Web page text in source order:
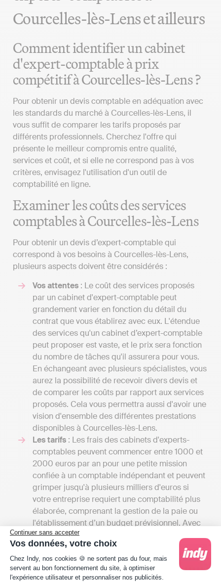
Continuer sans accepter
Vos données, votre choix
Plateforme de Gestion du Consentement :
Chez Indy, nos cookies 🍪 ne sortent pas du four, mais
servent au bon fonctionnement du site, à optimiser
l'expérience utilisateur et personnaliser nos publicités.
Courcelles-lès-Lens et ailleurs
Comment identifier un cabinet
d'expert-comptable à prix
compétitif à Courcelles-lès-Lens ?
Pour obtenir un devis comptable en adéquation avec
les standards du marché à Courcelles-lès-Lens, il
vous suffit de comparer les tarifs proposés par
différents professionnels. Cherchez l'offre qui
présente le meilleur compromis entre qualité,
services et coût, et si elle ne correspond pas à vos
critères, envisagez l'utilisation d'un outil de
comptabilité en ligne.
Examiner les coûts des services
comptables à Courcelles-lès-Lens
Pour obtenir un devis d’expert-comptable qui
correspond à vos besoins à Courcelles-lès-Lens,
plusieurs aspects doivent être considérés :
Vos attentes : Le coût des services proposés
par un cabinet d'expert-comptable peut
grandement varier en fonction du détail du
contrat que vous établirez avec eux. L'étendue
des services qu'un cabinet d’expert-comptable
peut proposer est vaste, et le prix sera fonction
du nombre de tâches qu'il assurera pour vous.
En échangeant avec plusieurs spécialistes, vous
aurez la possibilité de recevoir divers devis et
de comparer les coûts par rapport aux services
proposés. Cela vous permettra aussi d'avoir une
vision d'ensemble des différentes prestations
disponibles à Courcelles-lès-Lens.
Les tarifs : Les frais des cabinets d'experts-
comptables peuvent commencer entre 1000 et
2000 euros par an pour une petite mission
confiée à un comptable indépendant et peuvent
grimper jusqu'à plusieurs milliers d'euros si
votre entreprise requiert une comptabilité plus
élaborée, comprenant la gestion de la paie ou
l'établissement d’un budget prévisionnel. Avec
Indy, vous pouvez tenir votre comptabilité et
transmettre vos déclarations fiscales en ligne
dès 20 € HT par mois.
La localisation du cabinet: Si vous privilégiez